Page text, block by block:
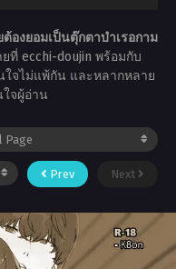
องยอมเป็นตุ๊กตาบำเรอกาม
ที่ ecchi-doujin พร้อมกับ
ใจไม่แพ้กัน และหลากหลาย
จผู้อ่าน
Prev Next